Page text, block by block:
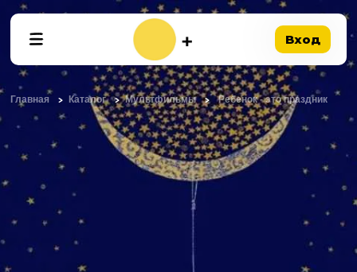
Вход
Главная Каталог Мультфильмы Ребенок - это праздник